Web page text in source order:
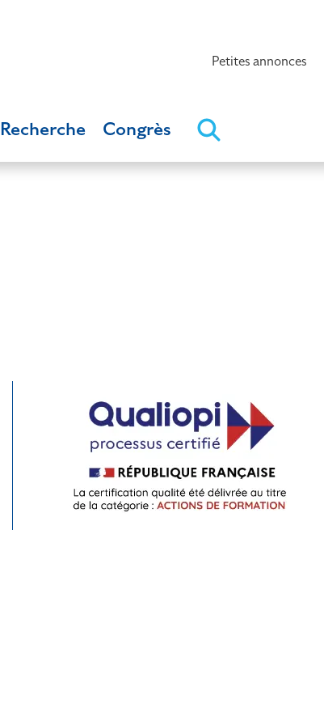
Petites annonces
Recherche Congrès